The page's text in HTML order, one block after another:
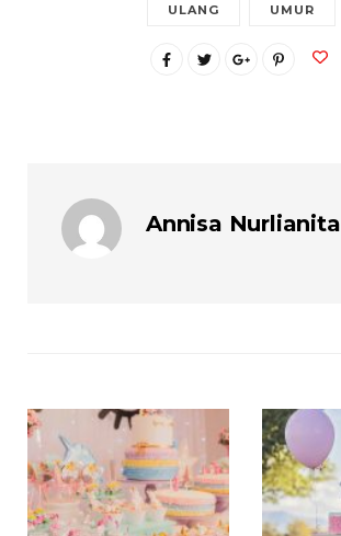
ULANG UMUR
Annisa Nurlianita